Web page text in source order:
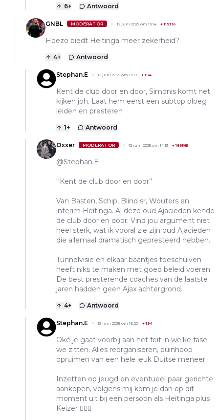
6+ Antwoord
GNBL MODERATOR 12 juni 2025 om 13:14 +119316
Hoezo biedt Heitinga meer zekerheid?
4+ Antwoord
Stephan.E 12 juni 2025 om 13:17 +194
Kent de club door en door, Simonis komt net
kijken joh. Laat hem eerst een subtop ploeg
leiden en presteren
1+ Antwoord
Oxxer MODERATOR 12 juni 2025 om 14:13 +189565
@Stephan.E
''Kent de club door en door’'
Van Basten, Schip, Blind sr, Wouters en
interim Heitinga. Al deze oud Ajacieden kende
de club door en door. Vind jou argument niet
heel sterk, wat ik vooral zie zijn oud Ajacieden
die allemaal dramatisch gepresteerd hebben.
Tunnelvisie en elkaar baantjes toeschuiven
heeft niks te maken met goed beleid voeren.
De best presterende coaches van de laatste
jaren hadden geen Ajax achtergrond.
4+ Antwoord
Stephan.E 12 juni 2025 om 16:20 +194
Oké je gaat voorbij aan het feit in welke fase
we zitten. Alles reorganiseren, puinhoop
opruimen van een hele leuk Duitse meneer.
Inzetten op jeugd en eventueel paar gerichte
aankopen, volgens mij kom je dan op dit
moment uit bij een persoon als Heitinga plus
Keizer 🤷🏻‍♂️